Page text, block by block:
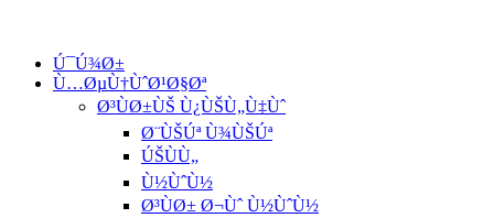
Ú¯Ú¾Ø±
Ù…ØµÙ†ÙˆØ¹Ø§Øª
Ø³ÙØ±ÙŠ Ù¿ÙŠÙ„Ù‡Ùˆ
Ø¨ÙŠÚª Ù¾ÙŠÚª
ÚŠÙÙ„
Ù½ÙˆÙ½
Ø³ÙØ± Ø¬Ùˆ Ù½ÙˆÙ½